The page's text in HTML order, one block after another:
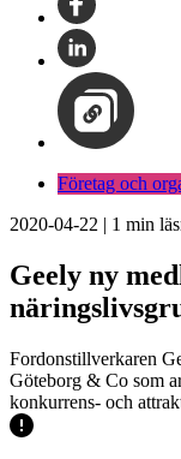
Företag och
2020-04-22 | 1 min
Geely ny
Fordonstillverkaren
Göteborg & Co som
konkurrens- och